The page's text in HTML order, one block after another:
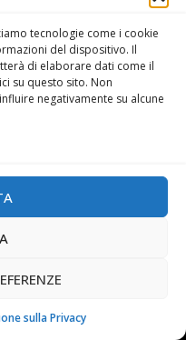
tecnologie come i cookie
del dispositivo. Il
di elaborare dati come il
su questo sito. Non
negativamente su alcune
sulla Privacy
09013 Carbonia SU
- Powered by